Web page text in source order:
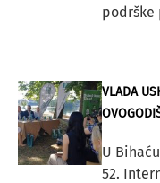
podrške
VLADA
U
52.